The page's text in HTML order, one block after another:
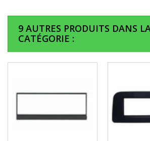
9 AUTRES PRODUITS DANS
CATÉGORIE :